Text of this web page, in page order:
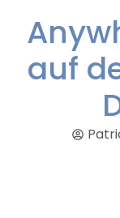
auf